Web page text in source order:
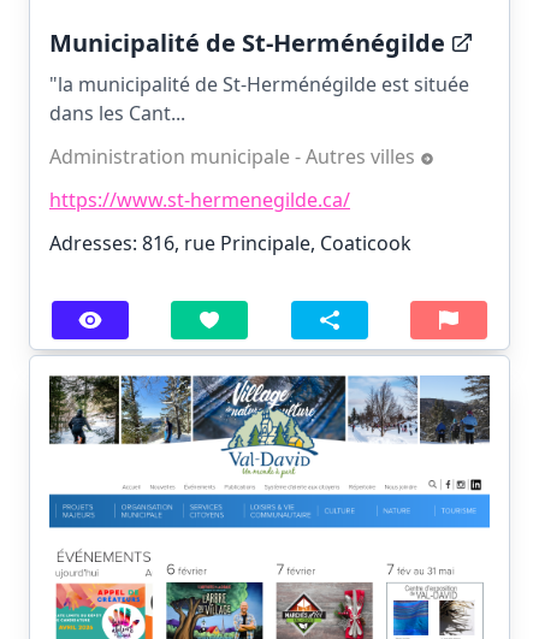
Municipalité de St-Herménégilde
"la municipalité de St-Herménégilde est située
dans les Cant...
Administration municipale - Autres villes
https://www.st-hermenegilde.ca/
Adresses: 816, rue Principale, Coaticook